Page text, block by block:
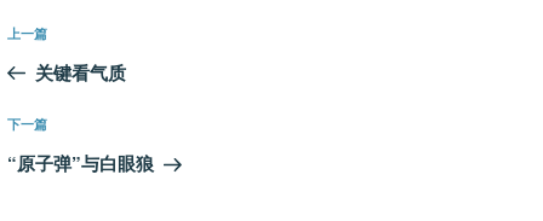
文
导
航
上
一
文
章
上一篇
关键看气质
下
一
下一篇
“原子弹”与白眼狼